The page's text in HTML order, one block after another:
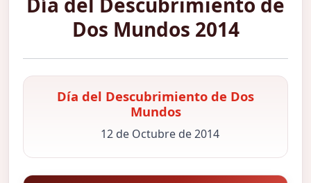
Dos Mundos 2014
Día del Descubrimiento de Dos
Mundos
12 de Octubre de 2014